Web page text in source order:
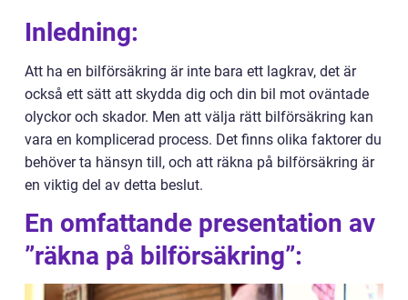
Inledning:
Att ha en bilförsäkring är inte bara ett lagkrav, det är
också ett sätt att skydda dig och din bil mot oväntade
olyckor och skador. Men att välja rätt bilförsäkring kan
vara en komplicerad process. Det finns olika faktorer du
behöver ta hänsyn till, och att räkna på bilförsäkring är
en viktig del av detta beslut.
En omfattande presentation av
”räkna på bilförsäkring”: